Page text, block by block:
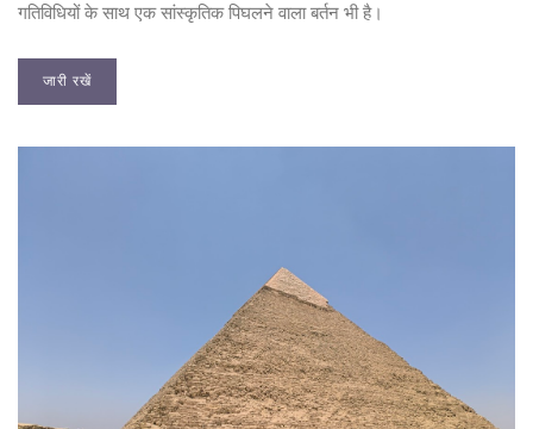
गतिविधियों के साथ एक सांस्कृतिक पिघलने वाला बर्तन भी है।
जारी रखें